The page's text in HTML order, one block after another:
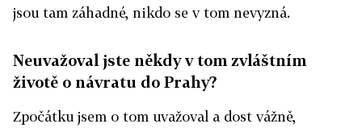
jsou tam záhadné, nikdo se v tom nevyzná.
Neuvažoval jste někdy v tom zvláštním
životě o návratu do Prahy?
Zpočátku jsem o tom uvažoval a dost vážně,